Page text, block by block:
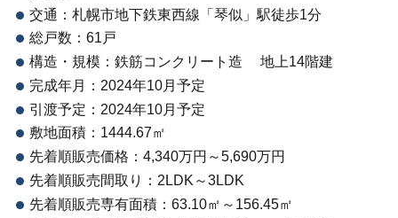
交通：札幌市地下鉄東西線「琴似」駅徒歩1分
総戸数：61戸
構造・規模：鉄筋コンクリート造 地上14階建
完成年月：2024年10月予定
引渡予定：2024年10月予定
敷地面積：1444.67㎡
先着順販売価格：4,340万円～5,690万円
先着順販売間取り：2LDK～3LDK
先着順販売専有面積：63.10㎡～156.45㎡